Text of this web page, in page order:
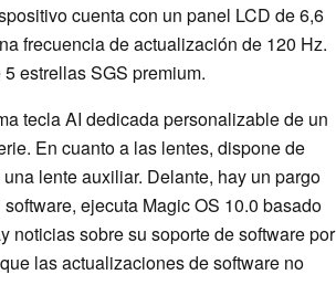
cuenta con un panel LCD de 6,6
frecuencia de actualización de 120 Hz.
estrellas SGS premium.
tecla AI dedicada personalizable de un
En cuanto a las lentes, dispone de
lente auxiliar. Delante, hay un pargo
ejecuta Magic OS 10.0 basado
noticias sobre su soporte de software por
las actualizaciones de software no